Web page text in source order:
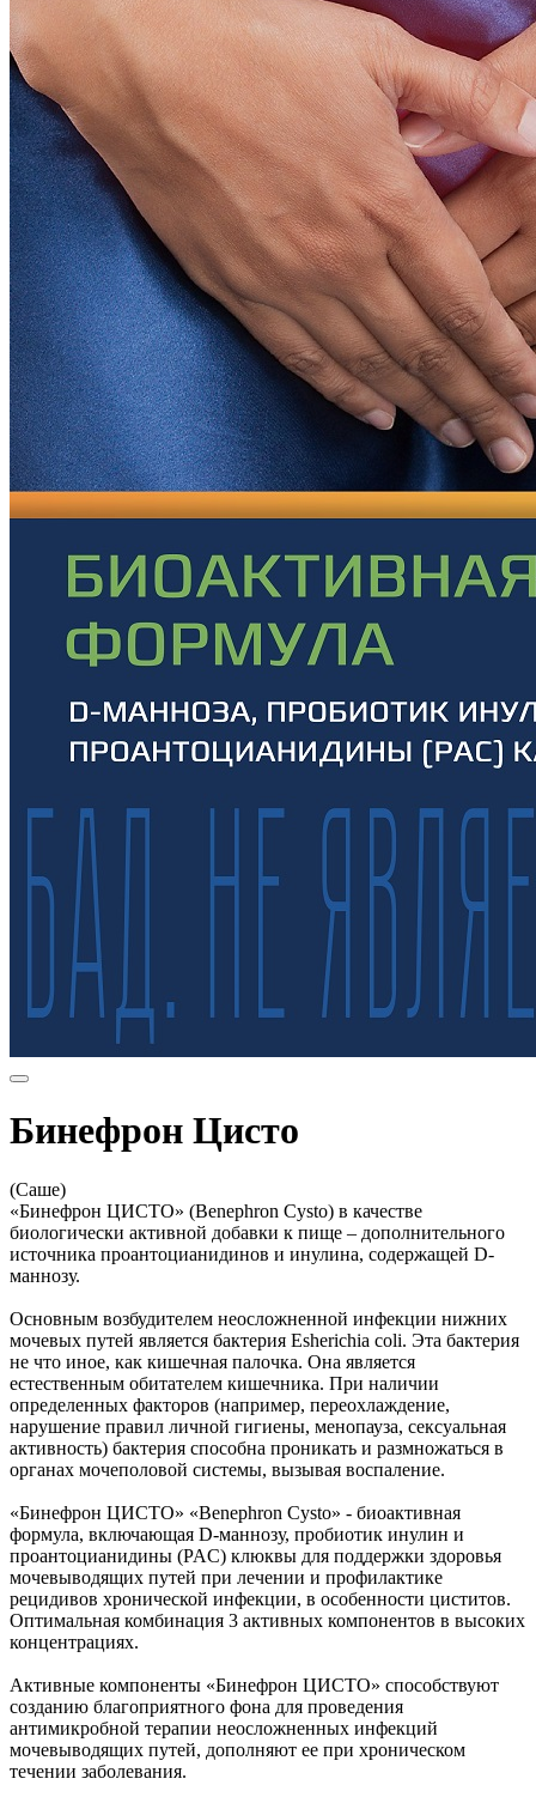
Бинефрон Цисто
(Саше)
«Бинефрон ЦИСТО» (Benephron Cysto) в качестве
биологически активной добавки к пище – дополнительного
источника проантоцианидинов и инулина, содержащей D-
маннозу.
Основным возбудителем неосложненной инфекции нижних
мочевых путей является бактерия Esherichia coli. Эта бактерия
не что иное, как кишечная палочка. Она является
естественным обитателем кишечника. При наличии
определенных факторов (например, переохлаждение,
нарушение правил личной гигиены, менопауза, сексуальная
активность) бактерия способна проникать и размножаться в
органах мочеполовой системы, вызывая воспаление.
«Бинефрон ЦИСТО» «Benephron Cysto» - биоактивная
формула, включающая D-маннозу, пробиотик инулин и
проантоцианидины (PAC) клюквы для поддержки здоровья
мочевыводящих путей при лечении и профилактике
рецидивов хронической инфекции, в особенности циститов.
Оптимальная комбинация 3 активных компонентов в высоких
концентрациях.
Активные компоненты «Бинефрон ЦИСТО» способствуют
созданию благоприятного фона для проведения
антимикробной терапии неосложненных инфекций
мочевыводящих путей, дополняют ее при хроническом
течении заболевания.